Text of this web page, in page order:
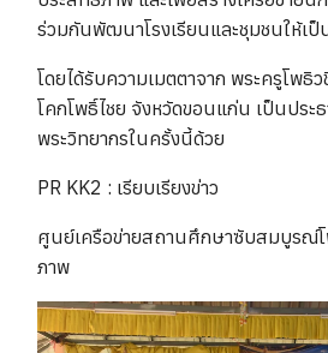
ร่วมกันพัฒนาโรงเรียนและชุมชนให้เ
โดยได้รับความเมตตาจาก พระครูโพธิ
โคกโพธิ์ไชย จังหวัดขอนแก่น เป็นประ
พระวิทยากรในครั้งนี้ด้วย
PR KK2 : เรียบเรียงข่าว
ศูนย์เครือข่ายสถานศึกษาซับสมบูรณ์
ภาพ